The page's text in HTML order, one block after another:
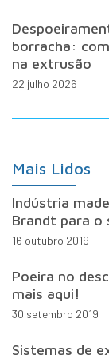
borracha:
na extrusão
22 julho 2026
Mais Lidos
Indústria
Brandt para o
16 outubro 2019
Poeira no
mais aqui!
30 setembro 2019
Sistemas de